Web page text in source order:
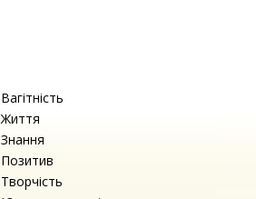
Вагітність
Життя
Знання
Позитив
Творчість